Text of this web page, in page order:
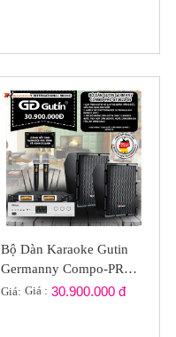
Bộ Dàn Karaoke Gutin
Germanny Compo-PRO
GT2022-05
Giá: Giá : 30.900.000 đ